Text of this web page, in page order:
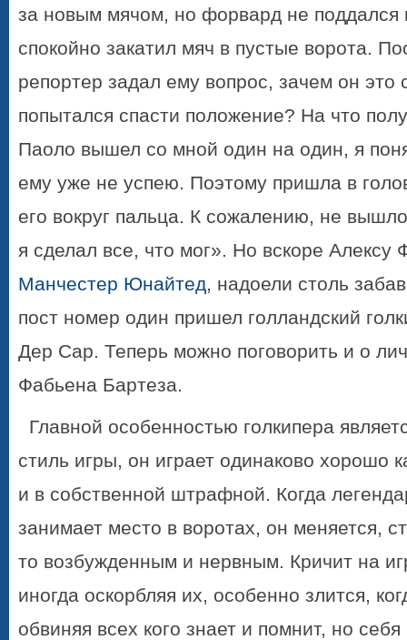
за новым мячом, но форвард не
спокойно закатил мяч в пустые ворота.
репортер задал ему вопрос, зачем он это
попытался спасти положение? На что
Паоло вышел со мной один на один, я
ему уже не успею. Поэтому пришла в
его вокруг пальца. К сожалению, не
я сделал все, что мог». Но вскоре Алексу
Манчестер Юнайтед, надоели столь
пост номер один пришел голландский
Дер Сар. Теперь можно поговорить и о
Фабьена Бартеза.
Главной особенностью голкипера
стиль игры, он играет одинаково хорошо
и в собственной штрафной. Когда
занимает место в воротах, он меняется,
то возбужденным и нервным. Кричит на
иногда оскорбляя их, особенно злится,
обвиняя всех кого знает и помнит, но себя